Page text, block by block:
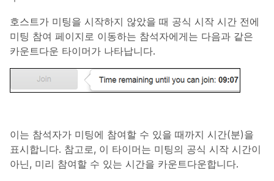
호스트가 미팅을 시작하지 않았을 때 공식 시작 시간 전에
미팅 참여 페이지로 이동하는 참석자에게는 다음과 같은
카운트다운 타이머가 나타납니다.
이는 참석자가 미팅에 참여할 수 있을 때까지 시간(분)을
표시합니다. 참고로, 이 타이머는 미팅의 공식 시작 시간이
아닌, 미리 참여할 수 있는 시간을 카운트다운합니다.